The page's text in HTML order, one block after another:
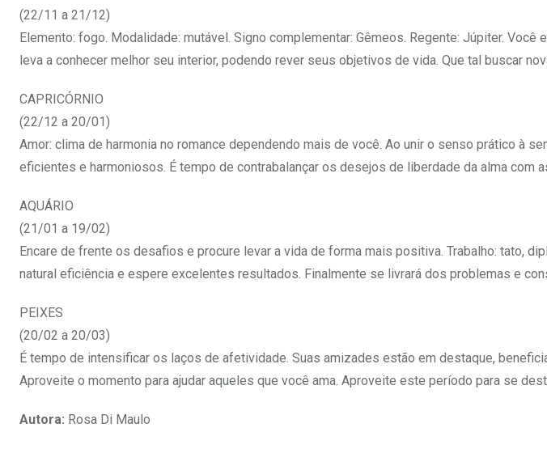
(22/11 a 21/12)
Elemento: fogo. Modalidade: mutável. Signo complementar: Gêmeos. Regente: Júpiter.
leva a conhecer melhor seu interior, podendo rever seus objetivos de vida. Que tal buscar
CAPRICÓRNIO
(22/12 a 20/01)
Amor: clima de harmonia no romance dependendo mais de você. Ao unir o senso prático à
eficientes e harmoniosos. É tempo de contrabalançar os desejos de liberdade da alma com
AQUÁRIO
(21/01 a 19/02)
Encare de frente os desafios e procure levar a vida de forma mais positiva. Trabalho: tato,
natural eficiência e espere excelentes resultados. Finalmente se livrará dos problemas e
PEIXES
(20/02 a 20/03)
É tempo de intensificar os laços de afetividade. Suas amizades estão em destaque,
Aproveite o momento para ajudar aqueles que você ama. Aproveite este período para se
Autora: Rosa Di Maulo